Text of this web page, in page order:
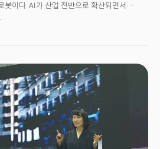
봇이다. AI가 산업 전반으로 확산되면서
트렌드로 자리 잡았다.서울에서 열린 'STK
게 앞서가기 시작했을까. 오랫동안 이 산업을
루아침에 만들어진 결과가 아니라는 사실을
가입하고 주 3~4회 뷰스레터 무료로 받아보기